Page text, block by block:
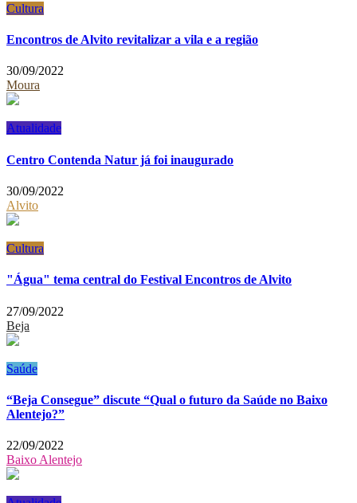
Cultura
Encontros de Alvito revitalizar a vila e a região
30/09/2022
Moura
Atualidade
Centro Contenda Natur já foi inaugurado
30/09/2022
Alvito
Cultura
"Água" tema central do Festival Encontros de Alvito
27/09/2022
Beja
Saúde
“Beja Consegue” discute “Qual o futuro da Saúde no Baixo
Alentejo?”
22/09/2022
Baixo Alentejo